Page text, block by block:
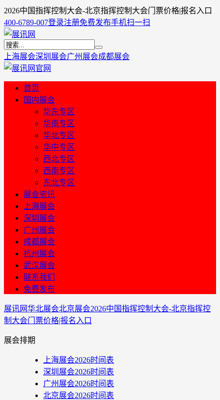
2026中国指挥控制大会-北京指挥控制大会门票价格|报名入口
400-6789-007登录注册免费发布手机扫一扫
上海展会深圳展会广州展会成都展会
首页
国内展会
华东专区
华南专区
华北专区
华中专区
西北专区
西南专区
东北专区
展会资讯
上海展会
深圳展会
广州展会
成都展会
杭州展会
武汉展会
联系我们
免费发布
展讯网华北展会北京展会2026中国指挥控制大会-北京指挥控
制大会门票价格|报名入口
展会排期
上海展会2026时间表
深圳展会2026时间表
广州展会2026时间表
北京展会2026时间表